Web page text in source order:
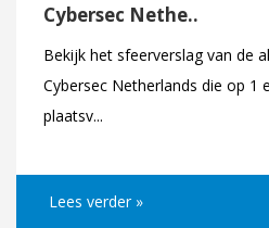
Cybersec Nethe..
Bekijk het sfeerverslag van de
Cybersec Netherlands die op 1
plaatsv...
Lees verder »